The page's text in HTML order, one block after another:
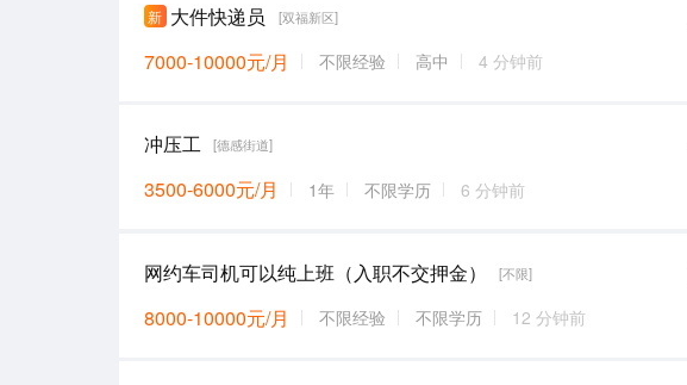
新 大件快递员 [双福新区]
7000-10000元/月 不限经验 高中 4 分钟前
冲压工 [德感街道]
3500-6000元/月 1年 不限学历 6 分钟前
网约车司机可以纯上班（入职不交押金） [不限]
8000-10000元/月 不限经验 不限学历 12 分钟前